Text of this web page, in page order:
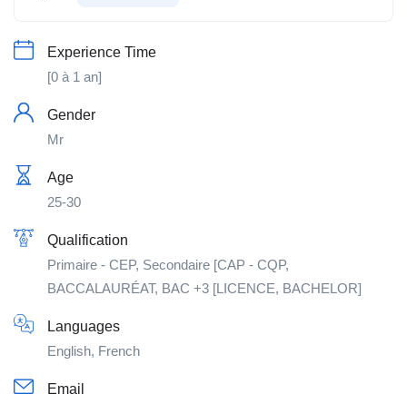
Experience Time
[0 à 1 an]
Gender
Mr
Age
25-30
Qualification
Primaire - CEP, Secondaire [CAP - CQP,
BACCALAURÉAT, BAC +3 [LICENCE, BACHELOR]
Languages
English, French
Email